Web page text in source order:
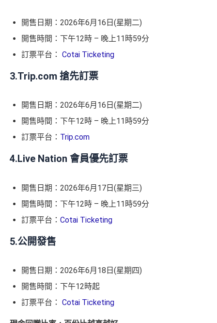
開售日期：2026年6月16日(星期二)
開售時間：下午12時 – 晚上11時59分
訂票平台： Cotai Ticketing
3.Trip.com 搶先訂票
開售日期：2026年6月16日(星期二)
開售時間：下午12時 – 晚上11時59分
訂票平台： Trip.com
4.Live Nation 會員優先訂票
開售日期：2026年6月17日(星期三)
開售時間：下午12時 – 晚上11時59分
訂票平台： Cotai Ticketing
5.公開發售
開售日期：2026年6月18日(星期四)
開售時間：下午12時起
訂票平台： Cotai Ticketing